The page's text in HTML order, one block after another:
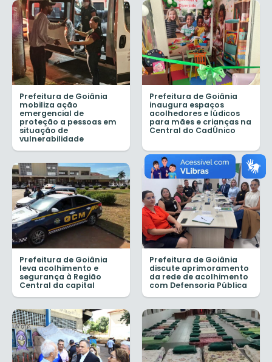
Prefeitura de Goiânia
mobiliza ação
emergencial de
proteção a pessoas em
situação de
vulnerabilidade
Prefeitura de Goiânia
inaugura espaços
acolhedores e lúdicos
para mães e crianças na
Central do CadÚnico
Prefeitura de Goiânia
leva acolhimento e
segurança à Região
Central da capital
Prefeitura de Goiânia
discute aprimoramento
da rede de acolhimento
com Defensoria Pública